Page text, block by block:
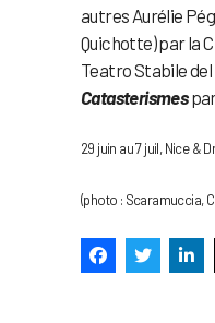
autres Aurélie
Quichotte) par la
Teatro Stabile del
Catasterismespar
29 juin au 7 juil, Nice &
(photo : Scaramuccia,